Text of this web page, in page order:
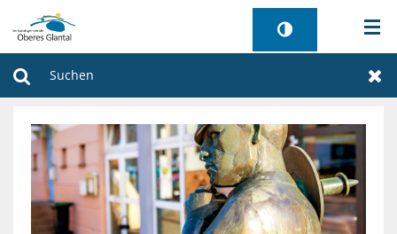
AKTUELLES
BÜRGERSERVICE
WIRTSCHAFT
VERWALTUNG
Suchen